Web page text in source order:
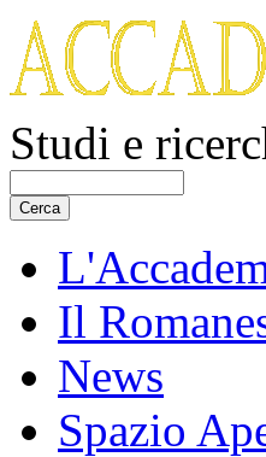
Studi e
Il
News
Spazio